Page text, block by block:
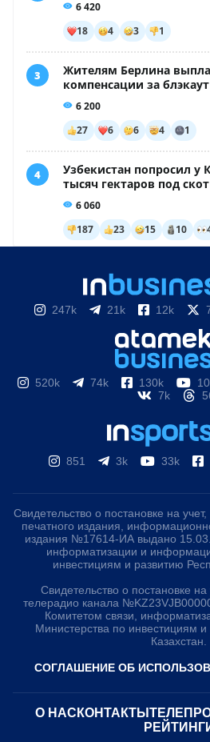
247k 21k 12k
520k 74k 130k
7k
851 3k 33k
Свидетельство о постановке на
печатного издания,
издания №17614-ИА выдано
информатизации и
инвестициям и развитию
Свидетельство о постановке на
телерадио канала
Комитетом связи,
Министерства по инвестициям и
Казахстан.
СОГЛАШЕНИЕ ОБ
О НАС КОНТАКТЫ